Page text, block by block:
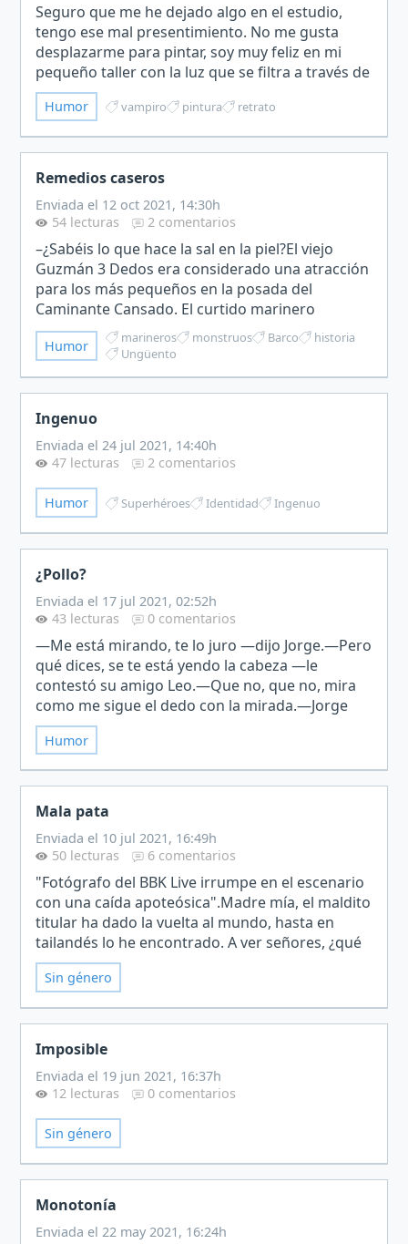
Seguro que me he dejado algo en el estudio,
tengo ese mal presentimiento. No me gusta
desplazarme para pintar, soy muy feliz en mi
pequeño taller con la luz que se filtra a través de
la claraboya. No sé porqué acepté este trabajo,
es demasiad…
Humor vampiro pintura retrato
Remedios caseros
Enviada el 12 oct 2021, 14:30h
54 lecturas
2 comentarios
–¿Sabéis lo que hace la sal en la piel?El viejo
Guzmán 3 Dedos era considerado una atracción
para los más pequeños en la posada del
Caminante Cansado. El curtido marinero
contaba divertidas historias de cómo el navío en
el que pasó su vida ha…
Humor marineros monstruos Barco
historia
Ungüento
Ingenuo
Enviada el 24 jul 2021, 14:40h
47 lecturas
2 comentarios
Humor Superhéroes Identidad Ingenuo
¿Pollo?
Enviada el 17 jul 2021, 02:52h
43 lecturas
0 comentarios
—Me está mirando, te lo juro —dijo Jorge.—Pero
qué dices, se te está yendo la cabeza —le
contestó su amigo Leo.—Que no, que no, mira
como me sigue el dedo con la mirada.—Jorge
tío, mírame a mí, el calor de Tailandia te está
atontando más de l…
Humor
Mala pata
Enviada el 10 jul 2021, 16:49h
50 lecturas
6 comentarios
"Fotógrafo del BBK Live irrumpe en el escenario
con una caída apoteósica".Madre mía, el maldito
titular ha dado la vuelta al mundo, hasta en
tailandés lo he encontrado. A ver señores, ¿qué
le puede interesar a un tailandés que yo me
haya caíd…
Sin género
Imposible
Enviada el 19 jun 2021, 16:37h
12 lecturas
0 comentarios
Sin género
Monotonía
Enviada el 22 may 2021, 16:24h